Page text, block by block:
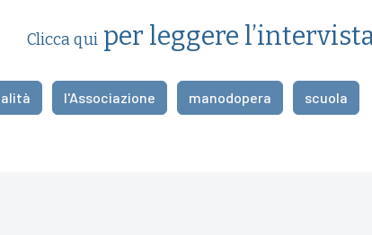
Clicca quiper leggere
l'Associazione manodopera scuola